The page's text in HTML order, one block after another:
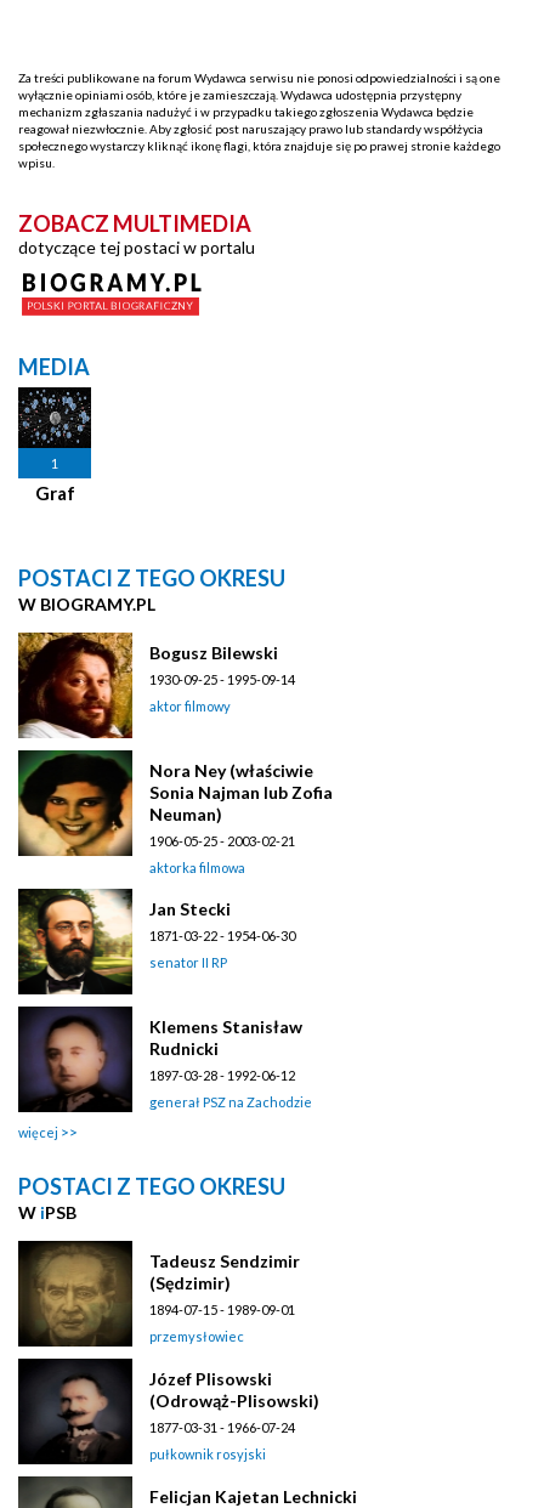
Za treści publikowane na forum Wydawca serwisu nie ponosi odpowiedzialności i są one
wyłącznie opiniami osób, które je zamieszczają. Wydawca udostępnia przystępny
mechanizm zgłaszania nadużyć i w przypadku takiego zgłoszenia Wydawca będzie
reagował niezwłocznie. Aby zgłosić post naruszający prawo lub standardy współżycia
społecznego wystarczy kliknąć ikonę flagi, która znajduje się po prawej stronie każdego
wpisu.
ZOBACZ MULTIMEDIA
dotyczące tej postaci w portalu
MEDIA
1
Graf
POSTACI Z TEGO OKRESU
W BIOGRAMY.PL
Bogusz Bilewski
1930-09-25 - 1995-09-14
aktor filmowy
Nora Ney (właściwie
Sonia Najman lub Zofia
Neuman)
1906-05-25 - 2003-02-21
aktorka filmowa
Jan Stecki
1871-03-22 - 1954-06-30
senator II RP
Klemens Stanisław
Rudnicki
1897-03-28 - 1992-06-12
generał PSZ na Zachodzie
więcej
POSTACI Z TEGO OKRESU
W iPSB
Tadeusz Sendzimir
(Sędzimir)
1894-07-15 - 1989-09-01
przemysłowiec
Józef Plisowski
(Odrowąż-Plisowski)
1877-03-31 - 1966-07-24
pułkownik rosyjski
Felicjan Kajetan Lechnicki